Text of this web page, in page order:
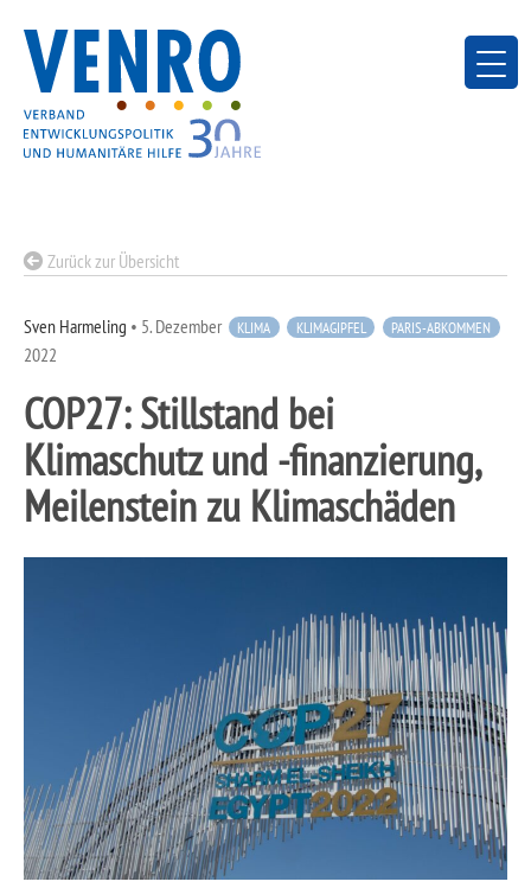
content
Zurück zur Übersicht
KLIMA KLIMAGIPFEL PARIS-ABKOMMEN
Sven Harmeling • 5. Dezember
2022
COP27: Stillstand bei
Klimaschutz und -finanzierung,
Meilenstein zu Klimaschäden